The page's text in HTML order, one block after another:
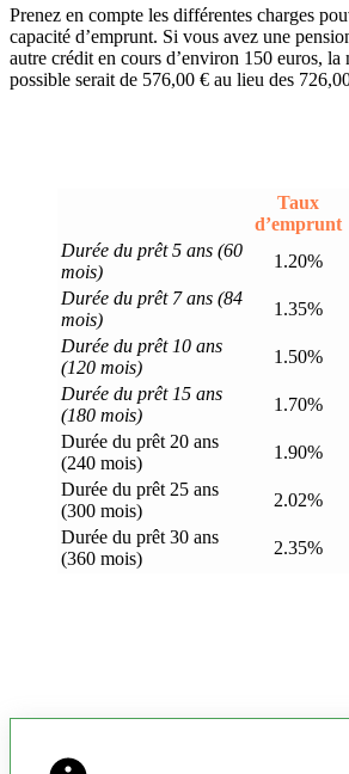
Prenez en compte les différentes charges
capacité d’emprunt. Si vous avez une
autre crédit en cours d’environ 150 euros,
possible serait de 576,00 € au lieu des
Taux
d’emprunt
Durée du prêt 5 ans (60
mois)
1.20%
Durée du prêt 7 ans (84
mois)
1.35%
Durée du prêt 10 ans
(120 mois)
1.50%
Durée du prêt 15 ans
(180 mois)
1.70%
Durée du prêt 20 ans
(240 mois)
1.90%
Durée du prêt 25 ans
(300 mois)
2.02%
Durée du prêt 30 ans
(360 mois)
2.35%